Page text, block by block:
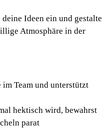
Ideen ein und gestalte
Atmosphäre in der
Team und unterstützt
hektisch wird, bewahrst
parat